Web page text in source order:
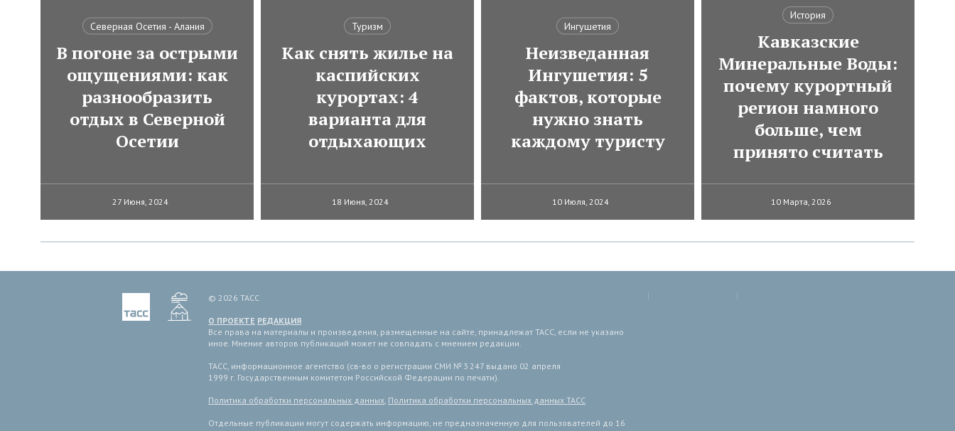
Северная Осетия - Алания
В погоне за острыми
ощущениями: как
разнообразить
отдых в Северной
Осетии
27 Июня, 2024
Туризм
Как снять жилье на
каспийских
курортах: 4
варианта для
отдыхающих
18 Июня, 2024
Ингушетия
Неизведанная
Ингушетия: 5
фактов, которые
нужно знать
каждому туристу
10 Июля, 2024
История
Кавказские
Минеральные Воды:
почему курортный
регион намного
больше, чем
принято считать
10 Марта, 2026
© 2026 ТАСС
О ПРОЕКТЕ РЕДАКЦИЯ
Все права на материалы и произведения, размещенные на сайте, принадлежат ТАСС, если не указано
иное. Мнение авторов публикаций может не совпадать с мнением редакции.
ТАСС, информационное агентство (св-во о регистрации СМИ № 3 247 выдано 02 апреля
1999 г. Государственным комитетом Российской Федерации по печати).
Политика обработки персональных данных, Политика обработки персональных данных ТАСС
Отдельные публикации могут содержать информацию, не предназначенную для пользователей до 16